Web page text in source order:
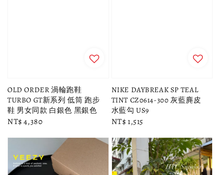
OLD ORDER 渦輪跑鞋
TURBO GT新系列 低筒 跑步
鞋 男女同款 白銀色 黑銀色
Regular
NT$ 4,380
NIKE DAYBREAK SP TEAL
TINT CZ0614-300 灰藍麂皮
水藍勾 US9
Regular
NT$ 1,515